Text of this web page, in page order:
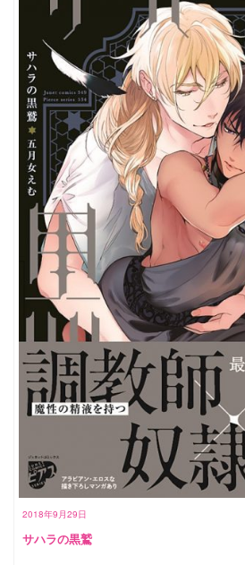
2018年9月29日
サハラの黒鷲